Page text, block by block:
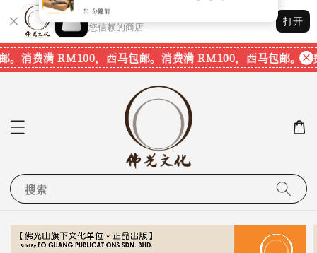
Shopping: 追踪您的订单
您信赖的商店
打开
消费满 RM100，西马包邮。消费满 RM100，西马包邮。消费
搜索